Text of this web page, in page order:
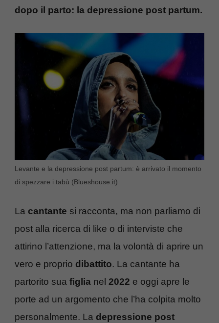
dopo il parto: la depressione post partum.
Levante e la depressione post partum: è arrivato il momento
di spezzare i tabù (Blueshouse.it)
La cantante si racconta, ma non parliamo di
post alla ricerca di like o di interviste che
attirino l’attenzione, ma la volontà di aprire un
vero e proprio dibattito. La cantante ha
partorito sua figlia nel 2022 e oggi apre le
porte ad un argomento che l’ha colpita molto
personalmente. La depressione post